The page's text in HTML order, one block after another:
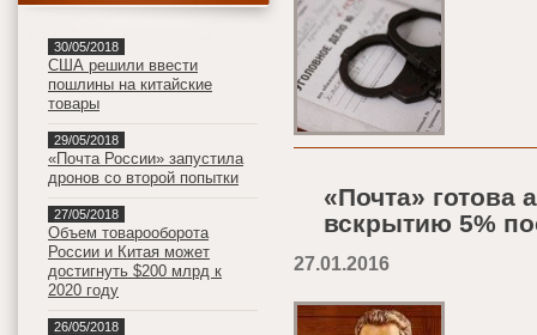
30/05/2018
США решили ввести
пошлины на китайские
товары
29/05/2018
«Почта России» запустила
дронов со второй попытки
27/05/2018
Объем товарооборота
России и Китая может
достигнуть $200 млрд к
2020 году
26/05/2018
«Почта» готова
вскрытию 5%
27.01.2016